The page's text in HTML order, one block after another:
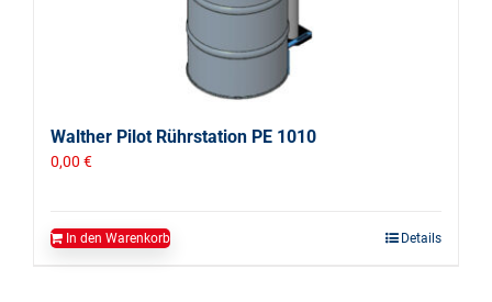
Walther Pilot Rührstation PE 1010
0,00 €
In den Warenkorb Details